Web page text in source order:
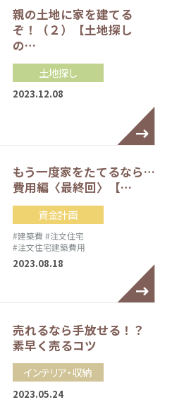
親の土地に家を建てる
ぞ！（２）【土地探し
の…
土地探し
2023.12.08
もう一度家をたてるなら…
費用編〈最終回〉【…
資金計画
#建築費 #注文住宅
#注文住宅建築費用
2023.08.18
売れるなら手放せる！？
素早く売るコツ
インテリア・収納
2023.05.24